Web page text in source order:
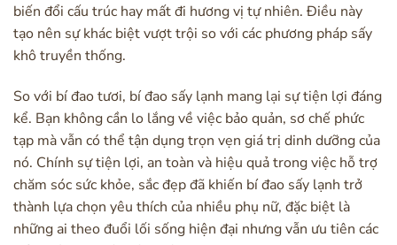
biến đổi cấu trúc hay mất đi hương vị tự nhiên. Điều này
tạo nên sự khác biệt vượt trội so với các phương pháp sấy
khô truyền thống.
So với bí đao tươi, bí đao sấy lạnh mang lại sự tiện lợi đáng
kể. Bạn không cần lo lắng về việc bảo quản, sơ chế phức
tạp mà vẫn có thể tận dụng trọn vẹn giá trị dinh dưỡng của
nó. Chính sự tiện lợi, an toàn và hiệu quả trong việc hỗ trợ
chăm sóc sức khỏe, sắc đẹp đã khiến bí đao sấy lạnh trở
thành lựa chọn yêu thích của nhiều phụ nữ, đặc biệt là
những ai theo đuổi lối sống hiện đại nhưng vẫn ưu tiên các